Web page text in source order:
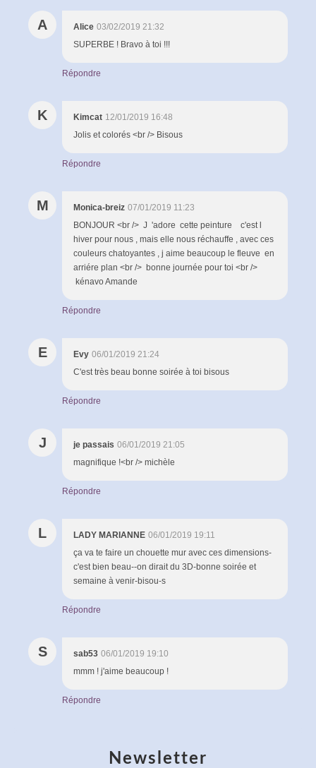
A Alice 03/02/2019 21:32
SUPERBE ! Bravo à toi !!!
Répondre
K Kimcat 12/01/2019 16:48
Jolis et colorés <br /> Bisous
Répondre
M Monica-breiz 07/01/2019 11:23
BONJOUR <br /> J 'adore cette peinture c'est l
hiver pour nous , mais elle nous réchauffe , avec ces
couleurs chatoyantes , j aime beaucoup le fleuve en
arriére plan <br /> bonne journée pour toi <br />
kénavo Amande
Répondre
E Evy 06/01/2019 21:24
C'est très beau bonne soirée à toi bisous
Répondre
J je passais 06/01/2019 21:05
magnifique !<br /> michèle
Répondre
L LADY MARIANNE 06/01/2019 19:11
ça va te faire un chouette mur avec ces dimensions-
c'est bien beau--on dirait du 3D-bonne soirée et
semaine à venir-bisou-s
Répondre
S sab53 06/01/2019 19:10
mmm ! j'aime beaucoup !
Répondre
Newsletter